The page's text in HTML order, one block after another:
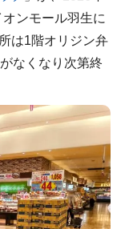
ンモール羽生に
は1階オリジン弁
なくなり次第終